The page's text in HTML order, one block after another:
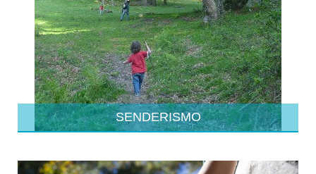
SENDERISMO